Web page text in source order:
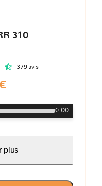
310
379 avis
0:00
plus